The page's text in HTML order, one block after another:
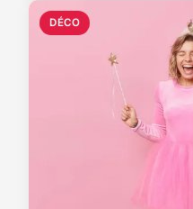
DÉCO